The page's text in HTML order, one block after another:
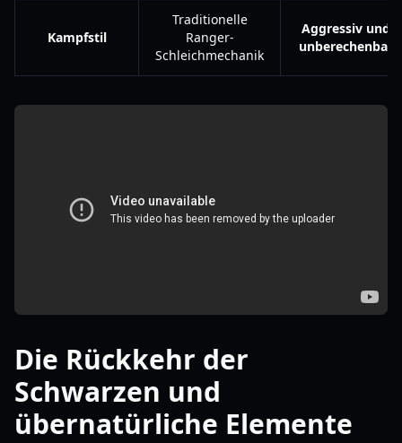
Kampfstil
Traditionelle
Ranger-
Schleichmechanik
Aggressiv und
unberechenbar
Die Rückkehr der
Schwarzen und
übernatürliche Elemente